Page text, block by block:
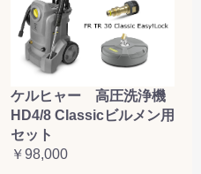
ケルヒャー 高圧洗浄機
HD4/8 Classicビルメン用
セット
￥98,000